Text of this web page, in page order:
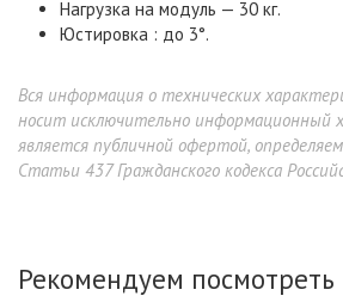
Нагрузка на модуль — 30 кг.
Юстировка : до 3°.
Вся информация о технических
носит исключительно информационный
является публичной офертой,
Статьи 437 Гражданского кодекса
Рекомендуем посмотреть